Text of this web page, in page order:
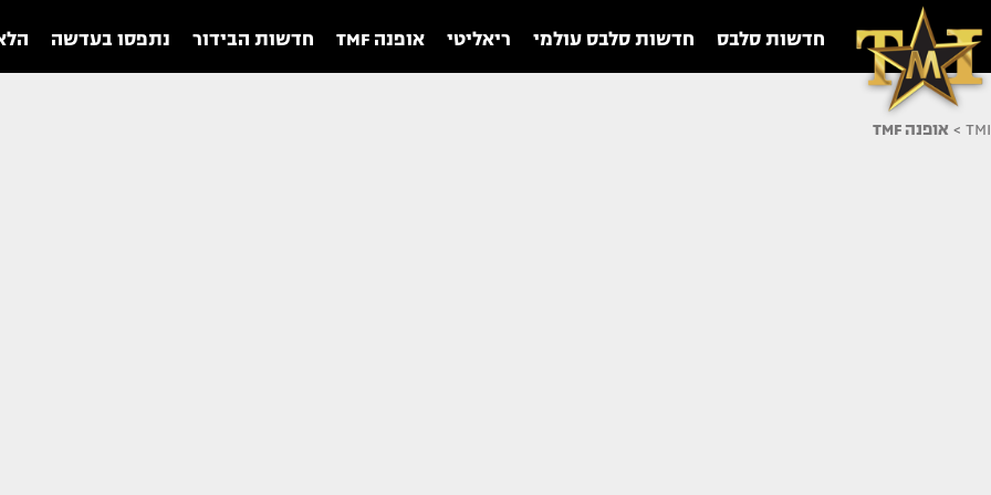
חדשות סלבס חדשות סלבס עולמי ריאליטי אופנה TMF חדשות הבידור נתפסו בעדשה
TMI
> אופנה TMF